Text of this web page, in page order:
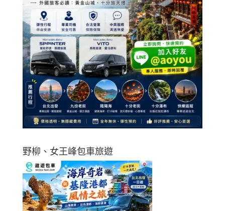
野柳、女王峰包車旅遊